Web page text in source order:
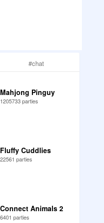
Mahjong Pinguy
1205733 parties
Fluffy Cuddlies
22561 parties
Connect Animals 2
6401 parties